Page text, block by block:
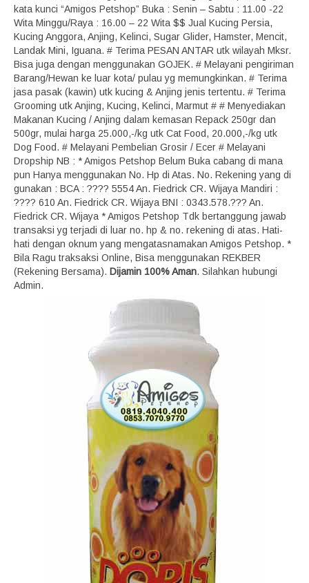
kata kunci “Amigos Petshop” Buka : Senin – Sabtu : 11.00 -22
Wita Minggu/Raya : 16.00 – 22 Wita $$ Jual Kucing Persia,
Kucing Anggora, Anjing, Kelinci, Sugar Glider, Hamster, Mencit,
Landak Mini, Iguana. # Terima PESAN ANTAR utk wilayah Mksr.
Bisa juga dengan menggunakan GOJEK. # Melayani pengiriman
Barang/Hewan ke luar kota/ pulau yg memungkinkan. # Terima
jasa pasak (kawin) utk kucing & Anjing jenis tertentu. # Terima
Grooming utk Anjing, Kucing, Kelinci, Marmut # # Menyediakan
Makanan Kucing / Anjing dalam kemasan Repack 250gr dan
500gr, mulai harga 25.000,-/kg utk Cat Food, 20.000,-/kg utk
Dog Food. # Melayani Pembelian Grosir / Ecer # Melayani
Dropship NB : * Amigos Petshop Belum Buka cabang di mana
pun Hanya menggunakan No. Hp di Atas. No. Rekening yang di
gunakan : BCA : ???? 5554 An. Fiedrick CR. Wijaya Mandiri :
???? 610 An. Fiedrick CR. Wijaya BNI : 0343.578.??? An.
Fiedrick CR. Wijaya * Amigos Petshop Tdk bertanggung jawab
transaksi yg terjadi di luar no. hp & no. rekening di atas. Hati-
hati dengan oknum yang mengatasnamakan Amigos Petshop. *
Bila Ragu traksaksi Online, Bisa menggunakan REKBER
(Rekening Bersama). Dijamin 100% Aman. Silahkan hubungi
Admin.